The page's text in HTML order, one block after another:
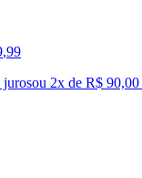
,99
jurosou 2x de R$ 90,00